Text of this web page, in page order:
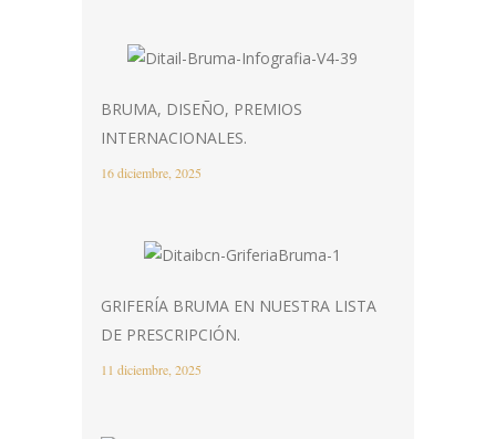
BRUMA, DISEÑO, PREMIOS
INTERNACIONALES.
16 diciembre, 2025
GRIFERÍA BRUMA EN NUESTRA LISTA
DE PRESCRIPCIÓN.
11 diciembre, 2025